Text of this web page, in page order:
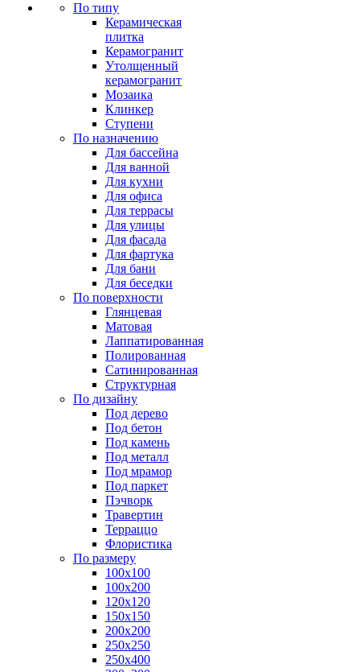
По типу
Керамическая
плитка
Керамогранит
Утолщенный
керамогранит
Мозаика
Клинкер
Ступени
По назначению
Для бассейна
Для ванной
Для кухни
Для офиса
Для террасы
Для улицы
Для фасада
Для фартука
Для бани
Для беседки
По поверхности
Глянцевая
Матовая
Лаппатированная
Полированная
Сатинированная
Структурная
По дизайну
Под дерево
Под бетон
Под камень
Под металл
Под мрамор
Под паркет
Пэчворк
Травертин
Терраццо
Флористика
По размеру
100х100
100х200
120х120
150х150
200х200
250х250
250х400